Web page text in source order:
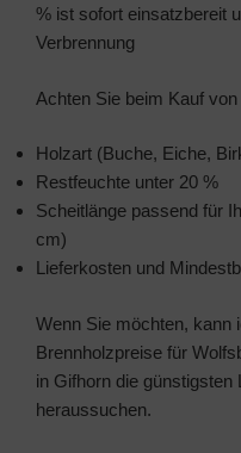
% ist sofort einsatzbereit
Verbrennung
Achten Sie beim Kauf
Holzart (Buche, Eiche,
Restfeuchte unter 20 %
Scheitlänge passend für
cm)
Lieferkosten und
Wenn Sie möchten, kann
Brennholzpreise für
in Gifhorn die günstigsten
heraussuchen.